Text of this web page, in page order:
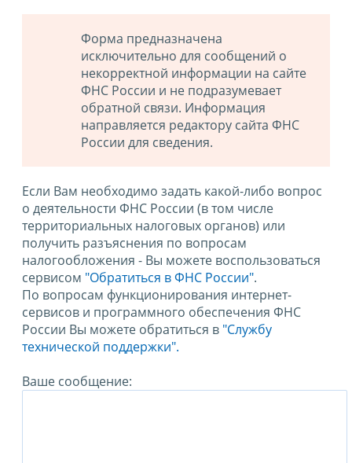
Форма предназначена
исключительно для сообщений о
некорректной информации на сайте
ФНС России и не подразумевает
обратной связи. Информация
направляется редактору сайта ФНС
России для сведения.
Если Вам необходимо задать какой-либо вопрос
о деятельности ФНС России (в том числе
территориальных налоговых органов) или
получить разъяснения по вопросам
налогообложения - Вы можете воспользоваться
сервисом "Обратиться в ФНС России".
По вопросам функционирования интернет-
сервисов и программного обеспечения ФНС
России Вы можете обратиться в "Службу
технической поддержки".
Ваше сообщение: